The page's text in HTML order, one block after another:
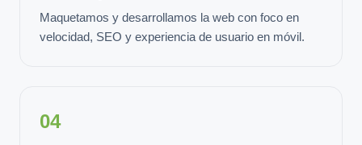
Maquetamos y desarrollamos la web con foco en
velocidad, SEO y experiencia de usuario en móvil.
04